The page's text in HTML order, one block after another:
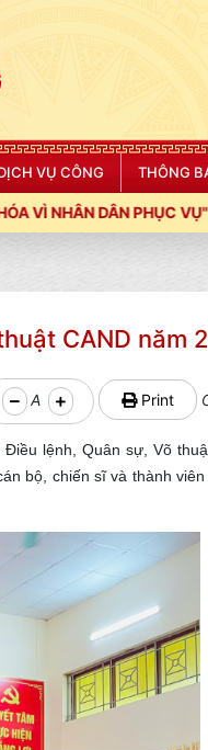
VỤ CÔNG THÔNG
CAND năm
A Print
lệnh, Quân sự, Võ
bộ, chiến sĩ và thành